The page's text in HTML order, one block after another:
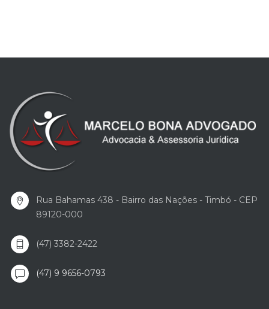
Rua Bahamas 438 - Bairro das Nações - Timbó - CEP
89120-000
(47) 3382-2422
(47) 9 9656-0793